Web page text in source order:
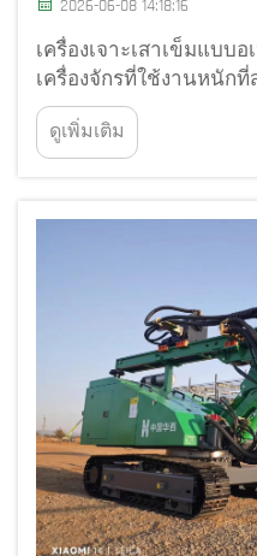
2026-06-08 14:18:16
เครื่องเจาะเสาเข็มแบบ
เครื่องจักรที่ใช้งานหนัก
โดยรวมความสามารถใ
แบบลงหลุม (Down-the-
แบบไฮดรอลิกไว้ในหน่วย
ดูเพิ่มเติม